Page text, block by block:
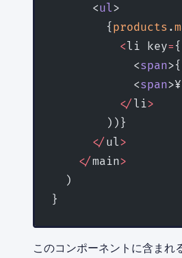
      <
ul>
        {
products .
          <
li key=
            <
span
            <
span
          </
li>
        ))}
      </
ul>
    </
main>
  )
}
このコンポーネントに含まれ